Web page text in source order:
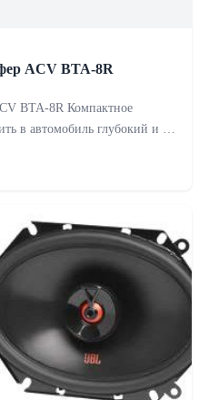
ACV BTA-8R
BTA-8R Компактное
в автомобиль глубокий и …